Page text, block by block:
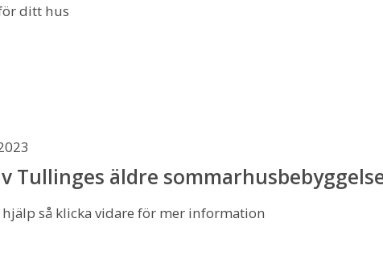
ditt hus
Tullinges äldre
så klicka vidare för mer information